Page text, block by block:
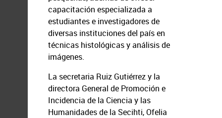
capacitación especializada a
estudiantes e investigadores de
diversas instituciones del país en
técnicas histológicas y análisis de
imágenes.
La secretaria Ruiz Gutiérrez y la
directora General de Promoción e
Incidencia de la Ciencia y las
Humanidades de la Secihti, Ofelia